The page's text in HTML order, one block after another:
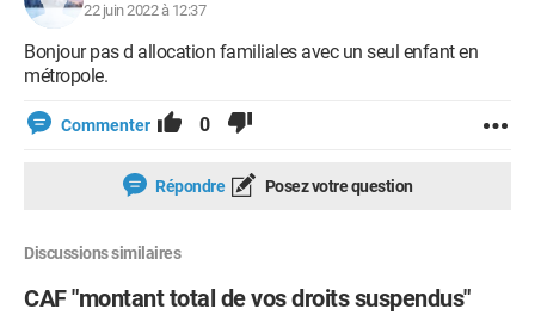
22 juin 2022 à 12:37
Bonjour pas d allocation familiales avec un seul enfant en
métropole.
Commenter 0
Répondre Posez votre question
Discussions similaires
CAF "montant total de vos droits suspendus"